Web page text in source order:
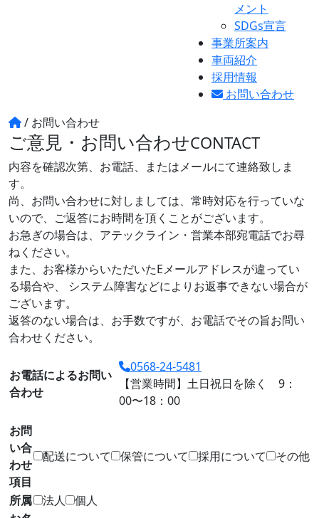
メント
SDGs宣言
事業所案内
車両紹介
採用情報
お問い合わせ
/ お問い合わせ
ご意見・お問い合わせCONTACT
内容を確認次第、お電話、またはメールにて連絡致しま
す。
尚、お問い合わせに対しましては、常時対応を行っていな
いので、ご返答にお時間を頂くことがございます。
お急ぎの場合は、アテックライン・営業本部宛電話でお尋
ねください。
また、お客様からいただいたEメールアドレスが違ってい
る場合や、
システム障害などによりお返事できない場合が
ございます。
返答のない場合は、お手数ですが、お電話でその旨お問い
合わせください。
お電話によるお問い
合わせ
0568-24-5481
【営業時間】土日祝日を除く 9：
00〜18：00
お問
い合
わせ
項目
配送について 保管について 採用について その他
所属 法人
個人